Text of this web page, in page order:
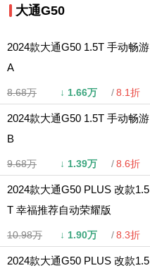
大通G50
2024款大通G50 1.5T 手动畅游
A
8.68万 ↓ 1.66万 8.1折
2024款大通G50 1.5T 手动畅游
B
9.68万 ↓ 1.39万 8.6折
2024款大通G50 PLUS 改款1.5
T 幸福推荐自动荣耀版
10.98万 ↓ 1.90万 8.3折
2024款大通G50 PLUS 改款1.5